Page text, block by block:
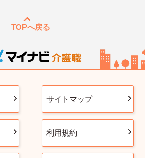
TOPへ戻る
サイトマップ
利用規約